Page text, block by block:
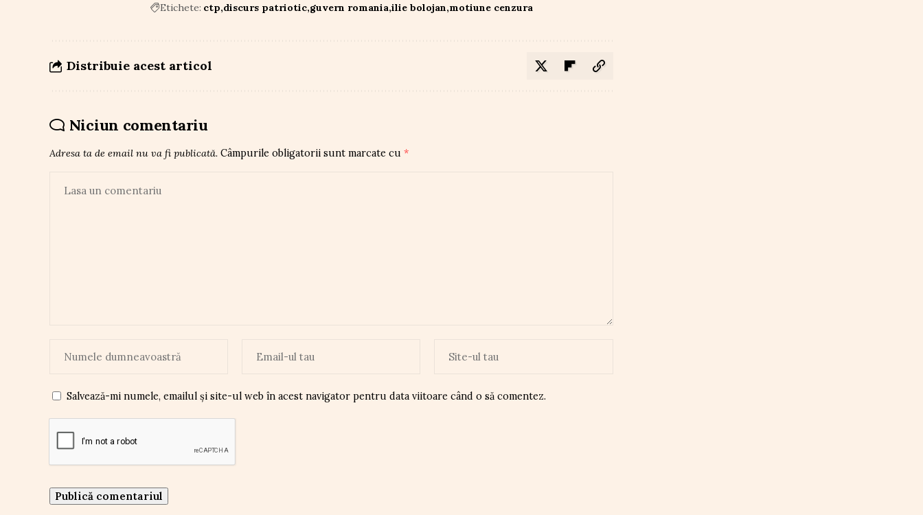
Etichete: ctp discurs patriotic guvern romania ilie bolojan motiune cenzura
Distribuie acest articol
Niciun comentariu
Adresa ta de email nu va fi publicată. Câmpurile obligatorii sunt marcate cu *
Salvează-mi numele, emailul și site-ul web în acest navigator pentru data viitoare când o să comentez.